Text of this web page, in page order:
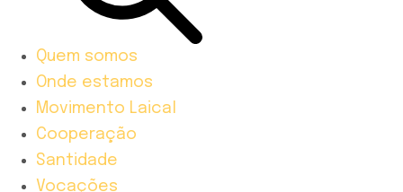
Quem somos
Onde estamos
Movimento Laical
Cooperação
Santidade
Vocações